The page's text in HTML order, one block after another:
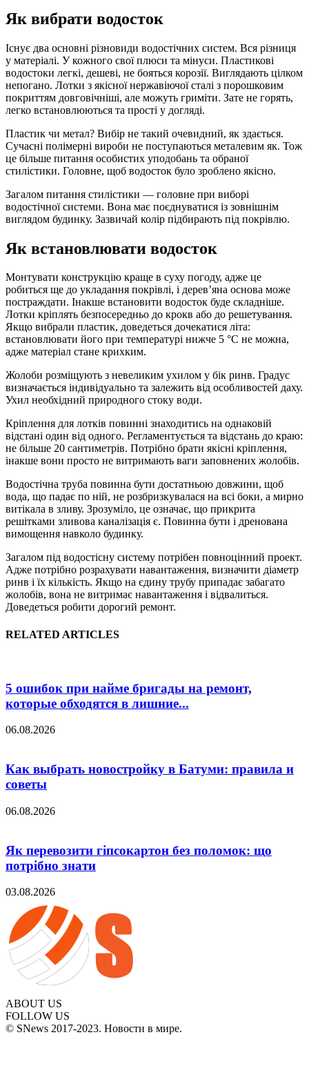
Як вибрати водосток
Існує два основні різновиди водостічних систем. Вся різниця
у матеріалі. У кожного свої плюси та мінуси. Пластикові
водостоки легкі, дешеві, не бояться корозії. Виглядають цілком
непогано. Лотки з якісної нержавіючої сталі з порошковим
покриттям довговічніші, але можуть гриміти. Зате не горять,
легко встановлюються та прості у догляді.
Пластик чи метал? Вибір не такий очевидний, як здається.
Сучасні полімерні вироби не поступаються металевим як. Тож
це більше питання особистих уподобань та обраної
стилістики. Головне, щоб водосток було зроблено якісно.
Загалом питання стилістики — головне при виборі
водостічної системи. Вона має поєднуватися із зовнішнім
виглядом будинку. Зазвичай колір підбирають під покрівлю.
Як встановлювати водосток
Монтувати конструкцію краще в суху погоду, адже це
робиться ще до укладання покрівлі, і дерев’яна основа може
постраждати. Інакше встановити водосток буде складніше.
Лотки кріплять безпосередньо до крокв або до решетування.
Якщо вибрали пластик, доведеться дочекатися літа:
встановлювати його при температурі нижче 5 °C не можна,
адже матеріал стане крихким.
Жолоби розміщують з невеликим ухилом у бік ринв. Градус
визначається індивідуально та залежить від особливостей даху.
Ухил необхідний природного стоку води.
Кріплення для лотків повинні знаходитись на однаковій
відстані один від одного. Регламентується та відстань до краю:
не більше 20 сантиметрів. Потрібно брати якісні кріплення,
інакше вони просто не витримають ваги заповнених жолобів.
Водостічна труба повинна бути достатньою довжини, щоб
вода, що падає по ній, не розбризкувалася на всі боки, а мирно
витікала в зливу. Зрозуміло, це означає, що прикрита
решітками зливова каналізація є. Повинна бути і дренована
вимощення навколо будинку.
Загалом під водостісну систему потрібен повноцінний проект.
Адже потрібно розрахувати навантаження, визначити діаметр
ринв і їх кількість. Якщо на єдину трубу припадає забагато
жолобів, вона не витримає навантаження і відвалиться.
Доведеться робити дорогий ремонт.
RELATED ARTICLES
5 ошибок при найме бригады на ремонт,
которые обходятся в лишние...
06.08.2026
Как выбрать новостройку в Батуми: правила и
советы
06.08.2026
Як перевозити гіпсокартон без поломок: що
потрібно знати
03.08.2026
ABOUT US
FOLLOW US
© SNews 2017-2023. Новости в мире.